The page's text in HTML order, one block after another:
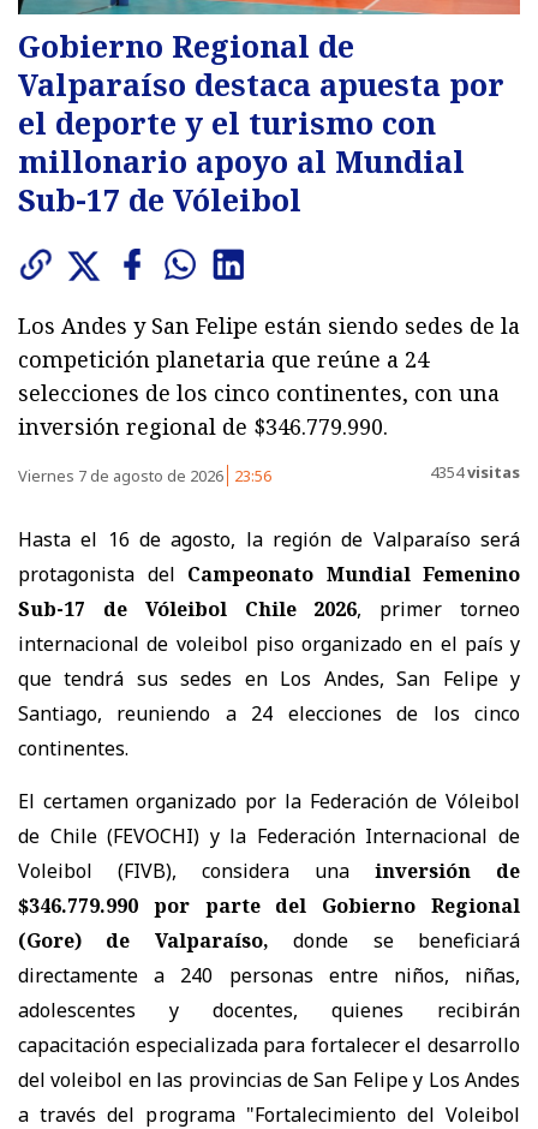
Gobierno Regional de
Valparaíso destaca apuesta por
el deporte y el turismo con
millonario apoyo al Mundial
Sub-17 de Vóleibol
Los Andes y San Felipe están siendo sedes de la
competición planetaria que reúne a 24
selecciones de los cinco continentes, con una
inversión regional de $346.779.990.
Viernes 7 de agosto de 2026 23:56 4354visitas
Hasta el 16 de agosto, la región de Valparaíso será
protagonista del Campeonato Mundial Femenino
Sub-17 de Vóleibol Chile 2026, primer torneo
internacional de voleibol piso organizado en el país y
que tendrá sus sedes en Los Andes, San Felipe y
Santiago, reuniendo a 24 elecciones de los cinco
continentes.
El certamen organizado por la Federación de Vóleibol
de Chile (FEVOCHI) y la Federación Internacional de
Voleibol (FIVB), considera una
inversión de
$346.779.990 por parte del Gobierno Regional
(Gore) de Valparaíso,
donde se beneficiará
directamente a 240 personas entre niños, niñas,
adolescentes y docentes, quienes recibirán
capacitación especializada para fortalecer el desarrollo
del voleibol en las provincias de San Felipe y Los Andes
a través del programa "Fortalecimiento del Voleibol